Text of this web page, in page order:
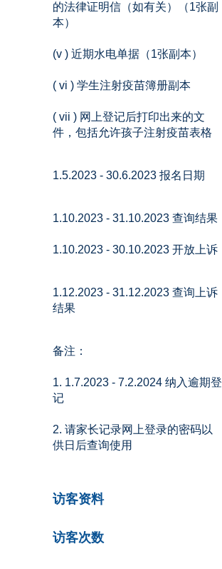
的法律证明信（如有关）（1张副
本）
(v ) 近期水电单据（1张副本）
( vi ) 学生注射疫苗簿册副本
( vii ) 网上登记后打印出来的文
件，包括允许孩子注射疫苗表格
1.5.2023 - 30.6.2023 报名日期
1.10.2023 - 31.10.2023 查询结果
1.10.2023 - 30.10.2023 开放上诉
1.12.2023 - 31.12.2023 查询上诉
结果
备注：
1. 1.7.2023 - 7.2.2024 纳入逾期登
记
2. 请家长记录网上登录的密码以
供日后查询使用
访客资料
访客次数